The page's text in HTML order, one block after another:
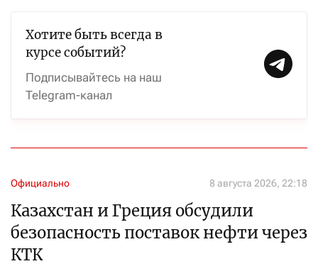
Хотите быть всегда в
курсе событий?
Подписывайтесь на наш
Telegram-канал
Официально 8 августа 2026, 22:18
Казахстан и Греция обсудили
безопасность поставок нефти через
КТК